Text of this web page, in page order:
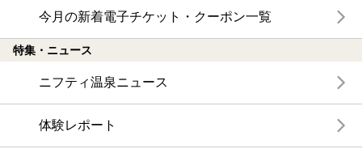
今月の新着電子チケット・クーポン一覧
特集・ニュース
ニフティ温泉ニュース
体験レポート